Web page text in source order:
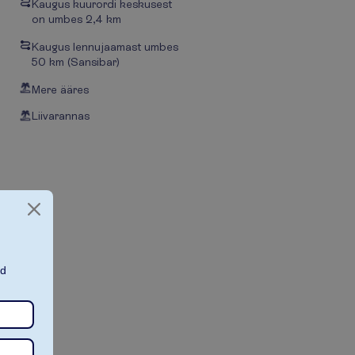
Kaugus kuurordi keskusest
on umbes 2,4 km
Kaugus lennujaamast umbes
50 km (Sansibar)
Mere ääres
Liivarannas